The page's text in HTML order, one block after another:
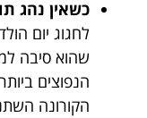
כשאין נהג
לחגוג יום
שהוא סיבה
הנפוצים
הקורונה